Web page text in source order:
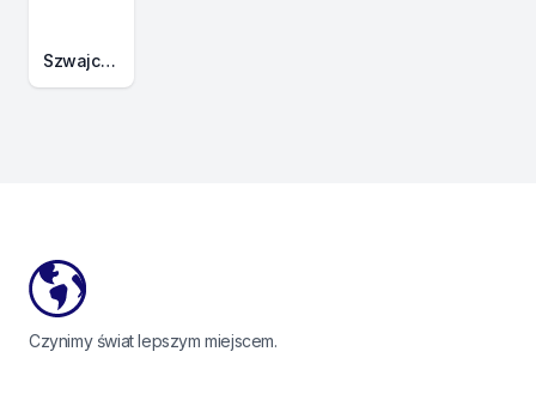
SzwajcariaMapa konturowa
Czynimy świat lepszym miejscem.